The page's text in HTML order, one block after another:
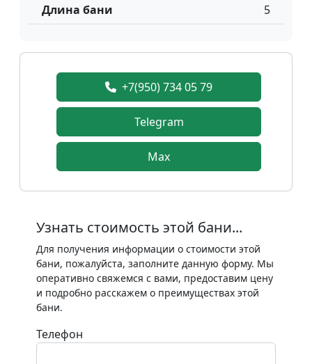
Длина бани 5
+7(950) 734 05 79
Telegram
Max
Узнать стоимость этой бани...
Для получения информации о стоимости этой
бани, пожалуйста, заполните данную форму. Мы
оперативно свяжемся с вами, предоставим цену
и подробно расскажем о преимуществах этой
бани.
Телефон